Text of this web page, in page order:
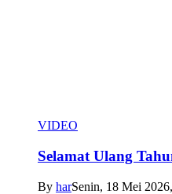
VIDEO
Selamat Ulang
By harSenin, 18 Mei